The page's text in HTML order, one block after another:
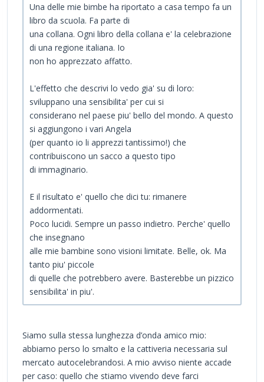
Una delle mie bimbe ha riportato a casa tempo fa un
libro da scuola. Fa parte di
una collana. Ogni libro della collana e' la celebrazione
di una regione italiana. Io
non ho apprezzato affatto.
L'effetto che descrivi lo vedo gia' su di loro:
sviluppano una sensibilita' per cui si
considerano nel paese piu' bello del mondo. A questo
si aggiungono i vari Angela
(per quanto io li apprezzi tantissimo!) che
contribuiscono un sacco a questo tipo
di immaginario.
E il risultato e' quello che dici tu: rimanere
addormentati.
Poco lucidi. Sempre un passo indietro. Perche' quello
che insegnano
alle mie bambine sono visioni limitate. Belle, ok. Ma
tanto piu' piccole
di quelle che potrebbero avere. Basterebbe un pizzico
sensibilita' in piu'.
Siamo sulla stessa lunghezza d’onda amico mio:
abbiamo perso lo smalto e la cattiveria necessaria sul
mercato autocelebrandosi. A mio avviso niente accade
per caso: quello che stiamo vivendo deve farci